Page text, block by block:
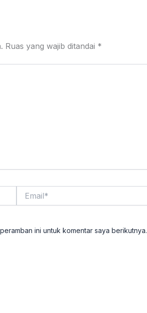
Ruas yang wajib ditandai *
ini untuk komentar saya berikutnya.